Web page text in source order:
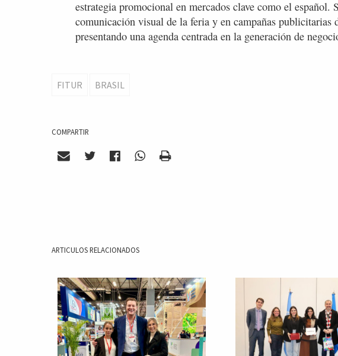
estrategia promocional en mercados clave como el español.
comunicación visual de la feria y en campañas
presentando una agenda centrada en la generación de
FITUR BRASIL
COMPARTIR
ARTICULOS RELACIONADOS